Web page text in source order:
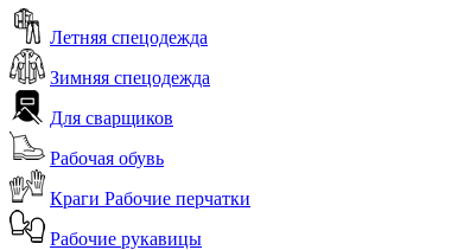
Летняя спецодежда
Зимняя спецодежда
Для сварщиков
Рабочая обувь
Краги Рабочие перчатки
Рабочие рукавицы